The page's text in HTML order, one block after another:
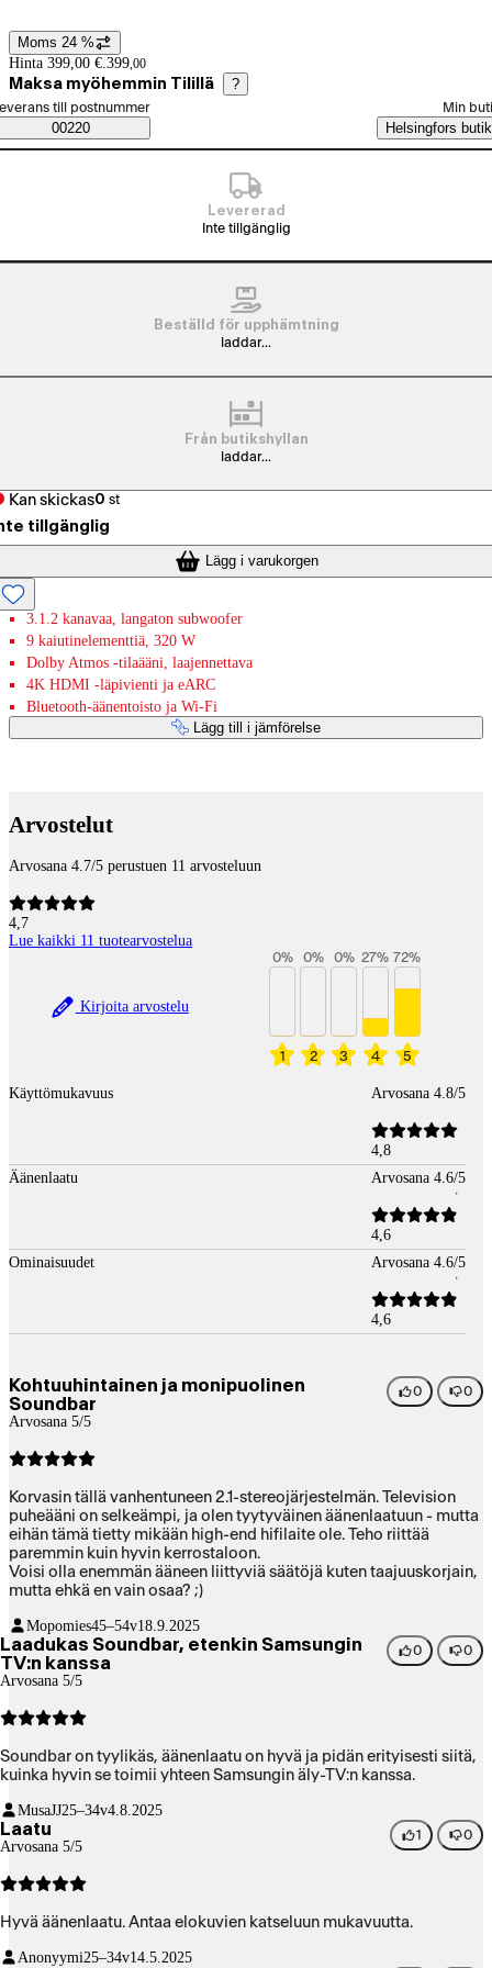
Prisinformation
Moms 24 %
Hinta 399,00 €. 399,00
Maksa myöhemmin Tilillä ?
Saatavuustiedot
beställningssätt
till postnummer
00220
Min
Helsingfors butik
Levererad
Inte tillgänglig
Beställd för upphämtning
laddar...
Från butikshyllan
laddar...
Kan skickas0 st
tillgänglig
Lägg i varukorgen
3.1.2 kanavaa, langaton subwoofer
9 kaiutinelementtiä, 320 W
Dolby Atmos -tilaääni, laajennettava
4K HDMI -läpivienti ja eARC
Bluetooth-äänentoisto ja Wi-Fi
Lägg till i jämförelse
Arvostelut
Arvosana 4.7/5 perustuen 11 arvosteluun
4,7
Lue kaikki 11 tuotearvostelua
Kirjoita arvostelu
1
0%
2
0%
3
0%
4
27%
5
72%
Käyttömukavuus Arvosana 4.8/5
4,8
Äänenlaatu
Arvosana 4.6/5
4,6
Ominaisuudet
Arvosana 4.6/5
4,6
Kohtuuhintainen ja monipuolinen
Soundbar
Arvosana 5/5
0 0
Korvasin tällä vanhentuneen 2.1-stereojärjestelmän. Television
puheääni on selkeämpi, ja olen tyytyväinen äänenlaatuun - mutta
eihän tämä tietty mikään high-end hifilaite ole. Teho riittää
paremmin kuin hyvin kerrostaloon.
Voisi olla enemmän ääneen liittyviä säätöjä kuten taajuuskorjain,
mutta ehkä en vain osaa? ;)
Mopomies45–54v18.9.2025
Laadukas Soundbar, etenkin Samsungin
TV:n kanssa
Arvosana 5/5
0 0
Soundbar on tyylikäs, äänenlaatu on hyvä ja pidän erityisesti siitä,
kuinka hyvin se toimii yhteen Samsungin äly-TV:n kanssa.
MusaJJ25–34v4.8.2025
Laatu
Arvosana 5/5
1 0
Hyvä äänenlaatu. Antaa elokuvien katseluun mukavuutta.
Anonyymi25–34v14.5.2025